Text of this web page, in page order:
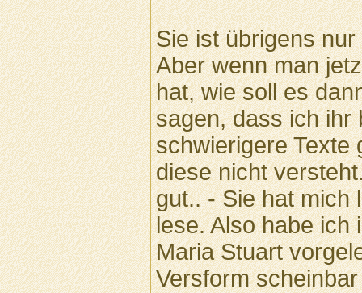
Sie ist übrigens
Aber wenn man
hat, wie soll es
sagen, dass ich ihr
schwierigere Texte
diese nicht
gut.. - Sie hat mich
lese. Also habe ich
Maria Stuart
Versform